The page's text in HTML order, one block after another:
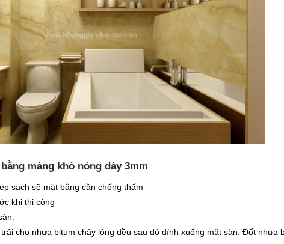
màng khò nóng dày 3mm
sạch sẽ mặt bằng cần chống thấm
khi thi công
cho nhựa bitum chảy lỏng đều sau đó dính xuống mặt sàn. Đốt nhựa